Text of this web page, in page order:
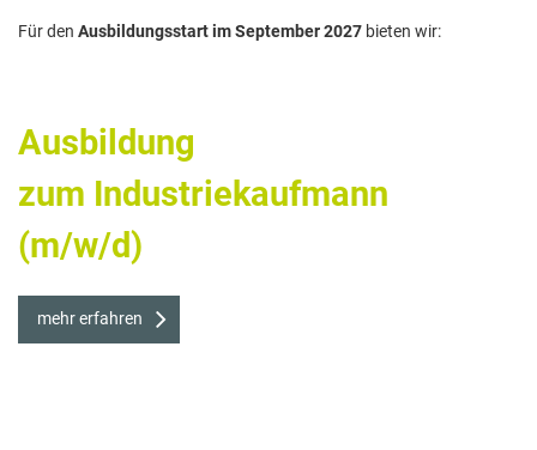
Für den Ausbildungsstart im September 2027 bieten wir:
Ausbildung
zum Industriekaufmann
(m/w/d)
mehr erfahren